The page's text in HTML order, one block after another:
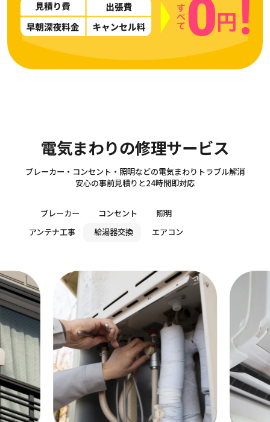
電気まわりの修理サービス
Electricity
ブレーカー・コンセント・照明などの電気まわりトラブル解消
安心の事前見積りと24時間即対応
ブレーカー コンセント
照明
アンテナ工事
給湯器交換 エアコン
修
作業